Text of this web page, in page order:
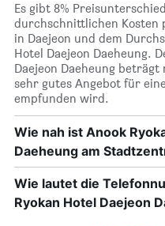
Es gibt 8%
durchschnittlichen Kosten
in Daejeon und dem
Hotel Daejeon Daeheung.
Daejeon Daeheung
sehr gutes Angebot für
empfunden wird.
Wie nah ist Anook
Daeheung am
Wie lautet die
Ryokan Hotel Daejeon